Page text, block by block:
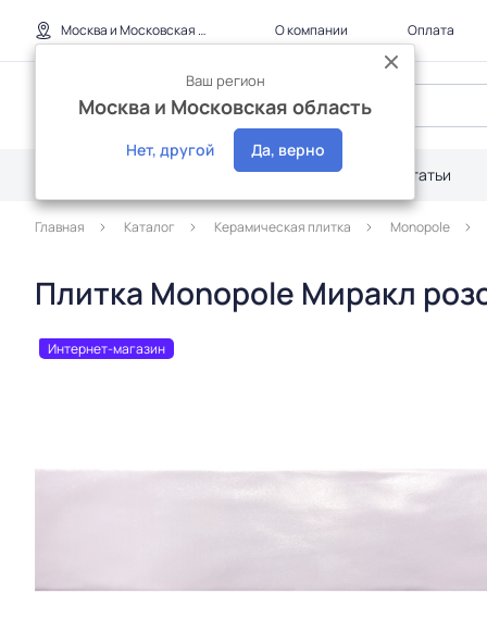
Москва и Московская область
Ваш регион
Москва и Московская область
Нет, другой Да, верно
О компании Оплата
Дилерам Акции Статьи
Главная Каталог Керамическая плитка Monopole
Плитка Monopole Миракл
Интернет-магазин